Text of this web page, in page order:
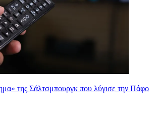
της Σάλτσμπουργκ που λύγισε την Πάφο